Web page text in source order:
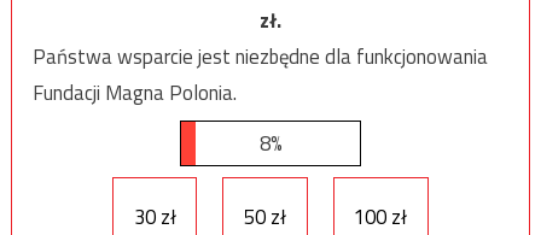
zł.
Państwa wsparcie jest niezbędne dla funkcjonowania
Fundacji Magna Polonia.
8%
30 zł 50 zł 100 zł